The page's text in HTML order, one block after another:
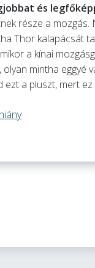
és
része a
Thor kalapácsát
a kínai
mintha eggyé
a pluszt, mert